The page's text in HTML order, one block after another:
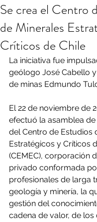
Se crea el Centro
de Minerales
Críticos de Chile
La iniciativa fue
geólogo José Cabello
de minas Edmundo
El 22 de noviembre de
efectuó la asamblea
del Centro de Estudios
Estratégicos y Críticos
(CEMEC), corporación
privado conformada
profesionales de larga
geología y minería, la
gestión del
cadena de valor, de